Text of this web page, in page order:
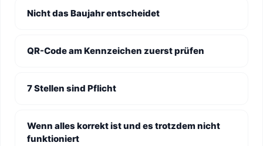
Nicht das Baujahr entscheidet
QR-Code am Kennzeichen zuerst prüfen
7 Stellen sind Pflicht
Wenn alles korrekt ist und es trotzdem nicht
funktioniert